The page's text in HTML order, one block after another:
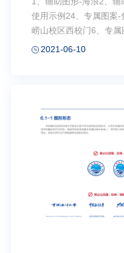
使用示例24、专属图案
崂山校区西校门6、专属
案-“东方红3”海洋综合
2021-06-10